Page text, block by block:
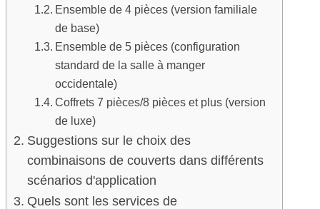
Ensemble de 4 pièces (version familiale
de base)
Ensemble de 5 pièces (configuration
standard de la salle à manger
occidentale)
Coffrets 7 pièces/8 pièces et plus (version
de luxe)
Suggestions sur le choix des
combinaisons de couverts dans différents
scénarios d'application
Quels sont les services de